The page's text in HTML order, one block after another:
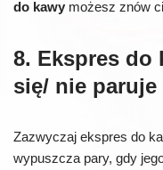
do kawy możesz znów
8. Ekspres do
się/ nie paruje
Zazwyczaj ekspres do
wypuszcza pary, gdy